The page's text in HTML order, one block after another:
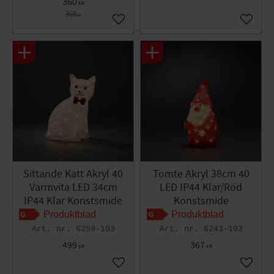
KR
369KR
Lägg till i favoriter Lägg
Sittande Katt Akryl 40
Varmvita LED 34cm
IP44 Klar Konstsmide
Produktblad
6259-103
499 KR
Lägg till i favoriter
Tomte Akryl 38cm 40
LED IP44 Klar/Röd
Konstsmide
Produktblad
6243-103
367 KR
Lägg